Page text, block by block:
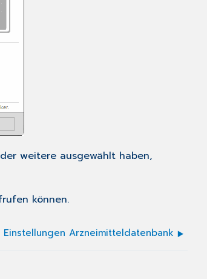
weitere ausgewählt haben,
können.
Einstellungen Arzneimitteldatenbank